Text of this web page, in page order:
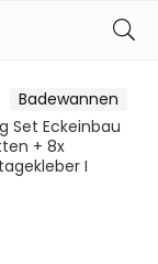
Badewannen
Set Eckeinbau
+ 8x
I